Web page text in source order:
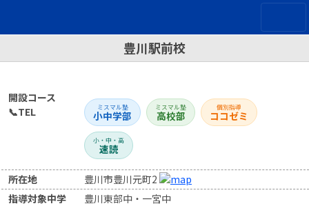
豊川駅前校
開設コース
📞TEL
ミスマル塾
小中学部
ミスマル塾
高校部
個別指導
ココゼミ
小・中・高
速読
所在地
豊川市豊川元町2
指導対象中学
豊川東部中・一宮中